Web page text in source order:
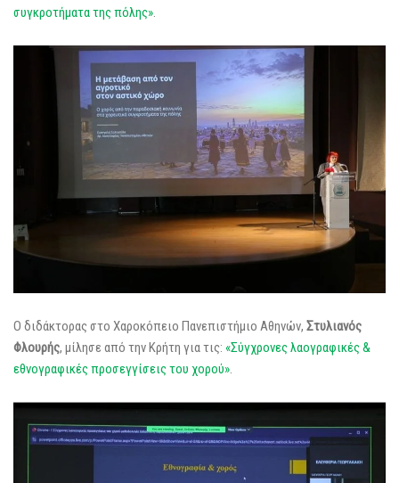
συγκροτήματα της πόλης».
Ο διδάκτορας στο Χαροκόπειο Πανεπιστήμιο Αθηνών, Στυλιανός
Φλουρής, μίλησε από την Κρήτη για τις: «Σύγχρονες λαογραφικές &
εθνογραφικές προσεγγίσεις του χορού».